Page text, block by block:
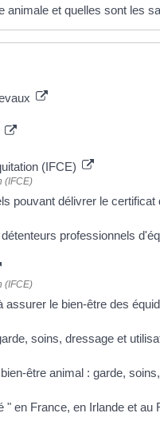
animale et quelles sont les
(IFCE)
(IFCE)
pouvant délivrer le
professionnels
(IFCE)
le bien-être des
soins, dressage et
être animal : garde,
" en France, en Irlande et au